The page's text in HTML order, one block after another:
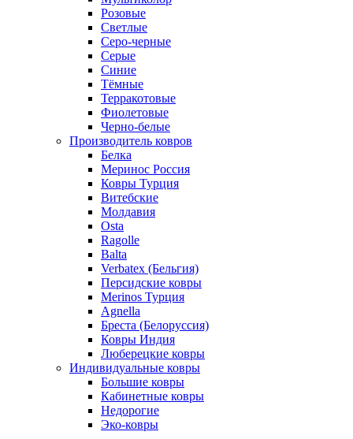
Розовые
Светлые
Серо-черные
Серые
Синие
Тёмные
Терракотовые
Фиолетовые
Черно-белые
Производитель ковров
Белка
Меринос Россия
Ковры Турция
Витебские
Молдавия
Osta
Ragolle
Balta
Verbatex (Бельгия)
Персидские ковры
Merinos Турция
Agnella
Бреста (Белоруссия)
Ковры Индия
Люберецкие ковры
Индивидуальные ковры
Большие ковры
Кабинетные ковры
Недорогие
Эко-ковры